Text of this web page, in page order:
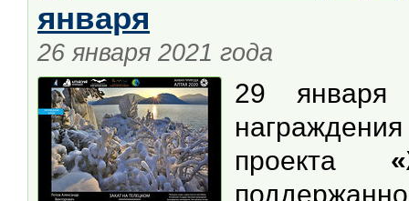
января
26 января 2021 года
29 января
проекта